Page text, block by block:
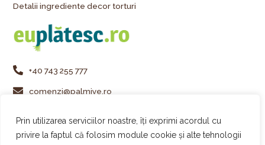
Prin utilizarea serviciilor noastre, îți exprimi acordul cu
privire la faptul că folosim module cookie și alte tehnologii
Detalii ingrediente decor torturi
+40 743 255 777
comenzi@palmiye.ro
Urmărește-ne pe Instagram